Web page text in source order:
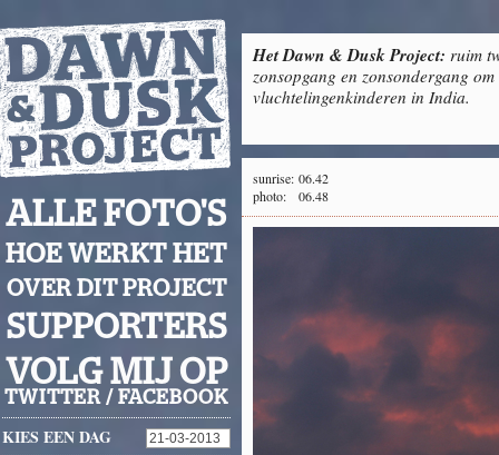
Het Dawn & Dusk Project: ruim
zonsopgang en zonsondergang
vluchtelingenkinderen in India.
ALLE FOTO'S
HOE WERKT HET
OVER DIT PROJECT
SUPPORTERS
VOLG MIJ OP
TWITTER / FACEBOOK
KIES EEN DAG
sunrise: 06.42
photo:
06.48